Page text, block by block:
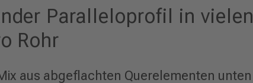
Paralleloprofil in vielen
Rohr
aus abgeflachten Querelementen unten